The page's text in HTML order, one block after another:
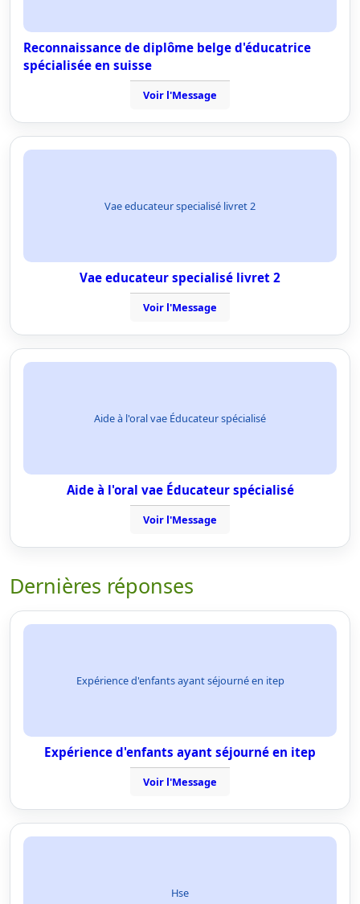
Reconnaissance de diplôme belge d'éducatrice
spécialisée en suisse
Voir l'Message
Vae educateur specialisé livret 2
Vae educateur specialisé livret 2
Voir l'Message
Aide à l'oral vae Éducateur spécialisé
Aide à l'oral vae Éducateur spécialisé
Voir l'Message
Dernières réponses
Expérience d'enfants ayant séjourné en itep
Expérience d'enfants ayant séjourné en itep
Voir l'Message
Hse